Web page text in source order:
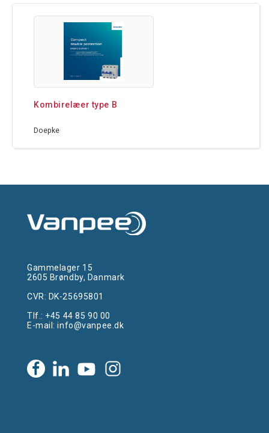
Kombirelæer type B
Doepke
Gammelager 15
2605 Brøndby, Danmark
CVR: DK-25695801
Tlf.: +45 44 85 90 00
E-mail:info@vanpee.dk